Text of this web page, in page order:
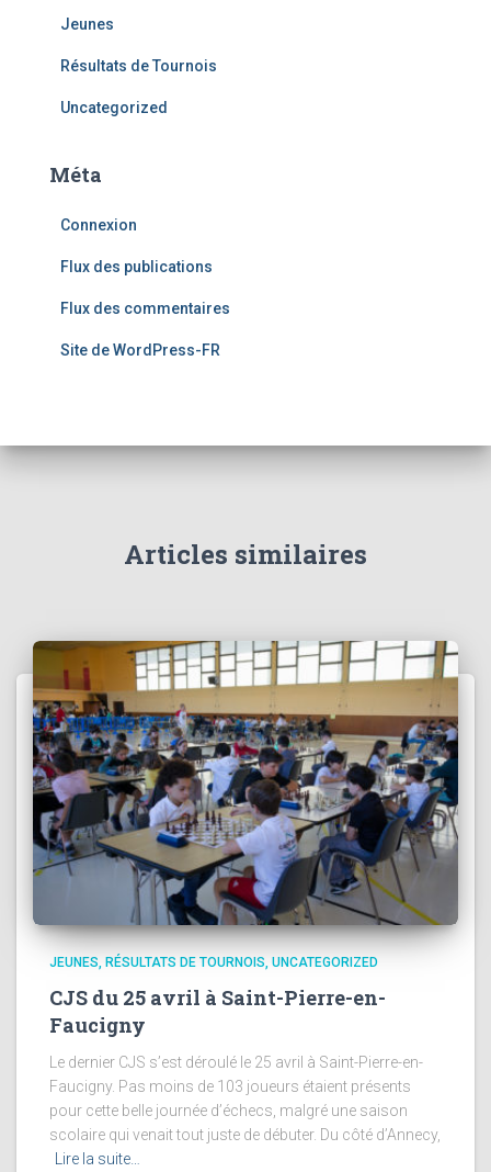
Jeunes
Résultats de Tournois
Uncategorized
Méta
Connexion
Flux des publications
Flux des commentaires
Site de WordPress-FR
Articles similaires
JEUNES RÉSULTATS DE TOURNOIS UNCATEGORIZED
CJS du 25 avril à Saint-Pierre-en-
Faucigny
Le dernier CJS s’est déroulé le 25 avril à Saint-Pierre-en-
Faucigny. Pas moins de 103 joueurs étaient présents
pour cette belle journée d’échecs, malgré une saison
scolaire qui venait tout juste de débuter. Du côté d’Annecy,
Lire la suite…